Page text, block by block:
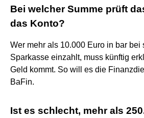
Bei welcher Summe prüft
das Konto?
Wer mehr als 10.000 Euro in bar bei
Sparkasse einzahlt, muss künftig
Geld kommt. So will es die
BaFin.
Ist es schlecht, mehr als